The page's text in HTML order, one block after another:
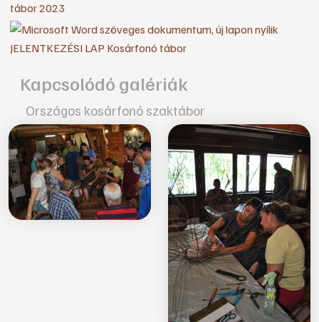
tábor 2023
JELENTKEZÉSI LAP Kosárfonó tábor
Kapcsolódó galériák
Országos kosárfonó szaktábor